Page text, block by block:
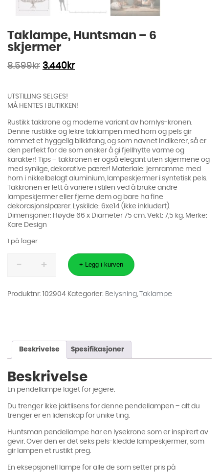
Taklampe, Huntsman – 6
skjermer
8.599kr 3.440 kr
UTSTILLING SELGES!
MÅ HENTES I BUTIKKEN!
Rustikk takkrone og moderne variant av hornlys-kronen.
Denne rustikke og lekre taklampen med horn og pels gir
rommet et hyggelig blikkfang, og som navnet indikerer, så er
den perfekt for de som ønsker å gi fjellhytte varme og
karakter! Tips – takkronen er også elegant uten skjermene og
med synlige, dekorative pærer! Materiale: jernramme med
horn i nikkelbelagt aluminium, lampeskjermer i syntetisk pels.
Takkronen er lett å variere i stilen ved å bruke andre
lampeskjermer eller fjerne dem og bare ha fine
dekorasjonslpærer. Lyskilde: 6xe14 (ikke inkludert).
Dimensjoner: Høyde 66 x Diameter 75 cm. Vekt: 7,5 kg. Merke:
Kare Design
1 på lager
Huntsman
antall
+ Legg i kurven
Produktnr: 102904 Kategorier: Belysning Taklampe
Beskrivelse Spesifikasjoner
Beskrivelse
En pendellampe laget for jegere.
Du trenger ikke jaktlisens for denne pendellampen – alt du
trenger er en lidenskap for unike ting.
Huntsman pendellampe har en lysekrone som er inspirert av
gevir. Over den er det seks pels-kledde lampeskjermer, som
gir lampen et rustikt preg.
En eksepsjonell lampe for alle de som setter pris på